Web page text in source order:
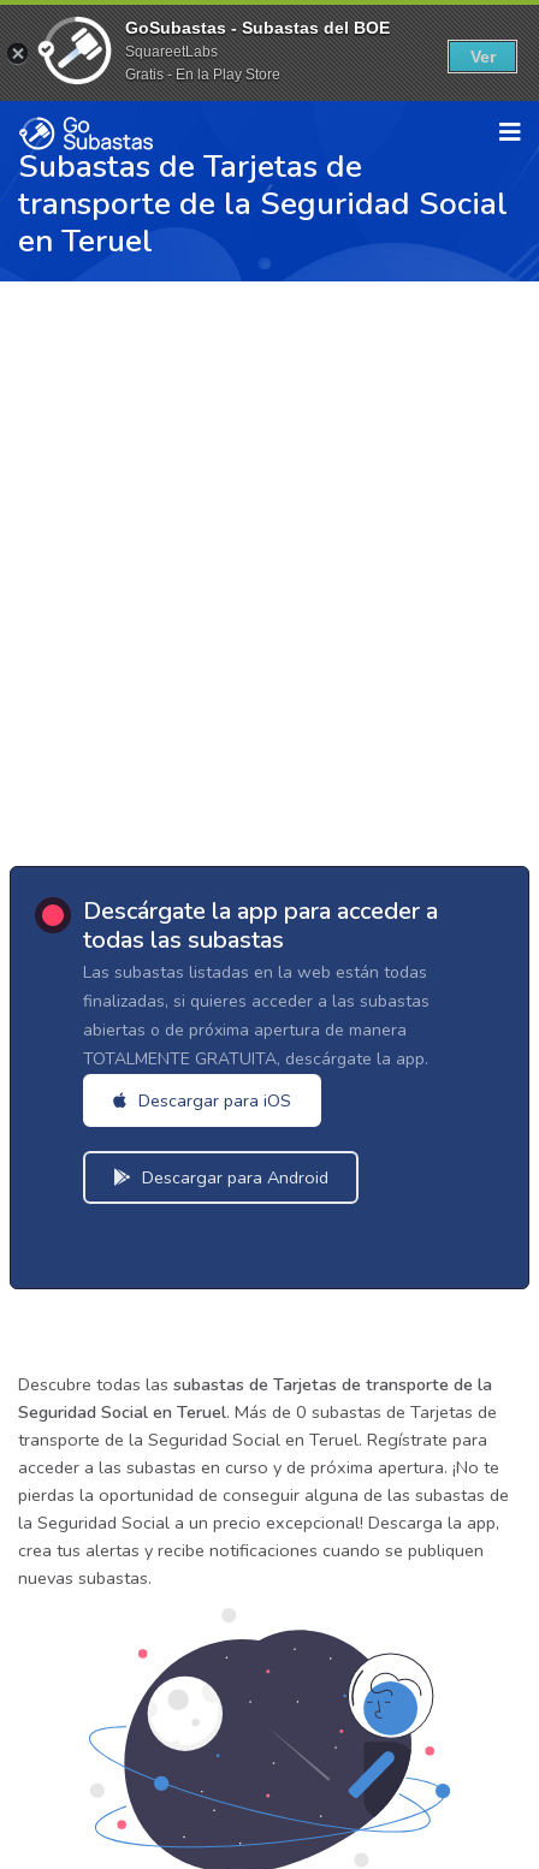
Subastas de Tarjetas de
transporte de la Seguridad Social
en Teruel
Descárgate la app para acceder a
todas las subastas
Las subastas listadas en la web están todas
finalizadas, si quieres acceder a las subastas
abiertas o de próxima apertura de manera
TOTALMENTE GRATUITA, descárgate la app.
Descargar para iOS
Descargar para Android
Descubre todas las subastas de Tarjetas de transporte de la
Seguridad Social en Teruel. Más de 0 subastas de Tarjetas de
transporte de la Seguridad Social en Teruel. Regístrate para
acceder a las subastas en curso y de próxima apertura. ¡No te
pierdas la oportunidad de conseguir alguna de las subastas de
la Seguridad Social a un precio excepcional! Descarga la app,
crea tus alertas y recibe notificaciones cuando se publiquen
nuevas subastas.
GoSubastas - Subastas del BOE
SquareetLabs
Gratis - En la Play Store
Ver